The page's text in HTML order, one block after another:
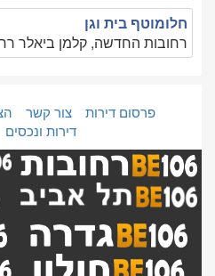
חלומוטף בית וגן
רחובות החדשה, קלמן ביאלר רחובות , 08-
פרסום דירות צור קשר
דירות ונכסים